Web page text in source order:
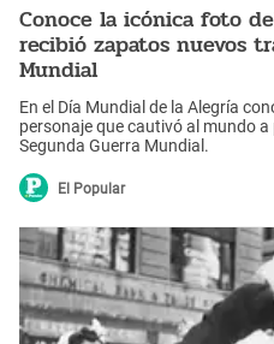
Conoce la icónica foto
recibió zapatos nuevos
Mundial
En el Día Mundial de la Alegría
personaje que cautivó al mundo
Segunda Guerra Mundial.
El Popular